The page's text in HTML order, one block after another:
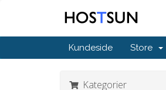
Kundeside Store
Kategorier